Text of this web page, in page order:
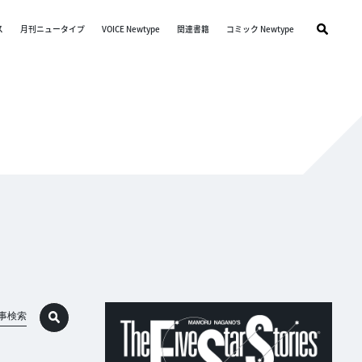
月刊ニュータイプ VOICE Newtype 関連書籍 コミック Newtype
検索